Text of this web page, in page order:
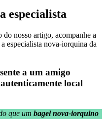
especialista
nosso artigo, acompanhe a
especialista nova-iorquina da
a um amigo
local
que um bagel nova-iorquino